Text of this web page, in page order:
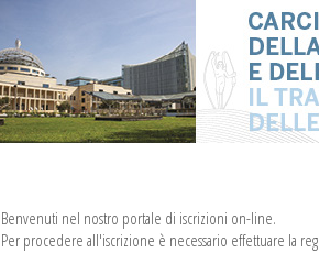
Benvenuti nel nostro portale di iscrizioni on-line.
Per procedere all'iscrizione è necessario effettuare la